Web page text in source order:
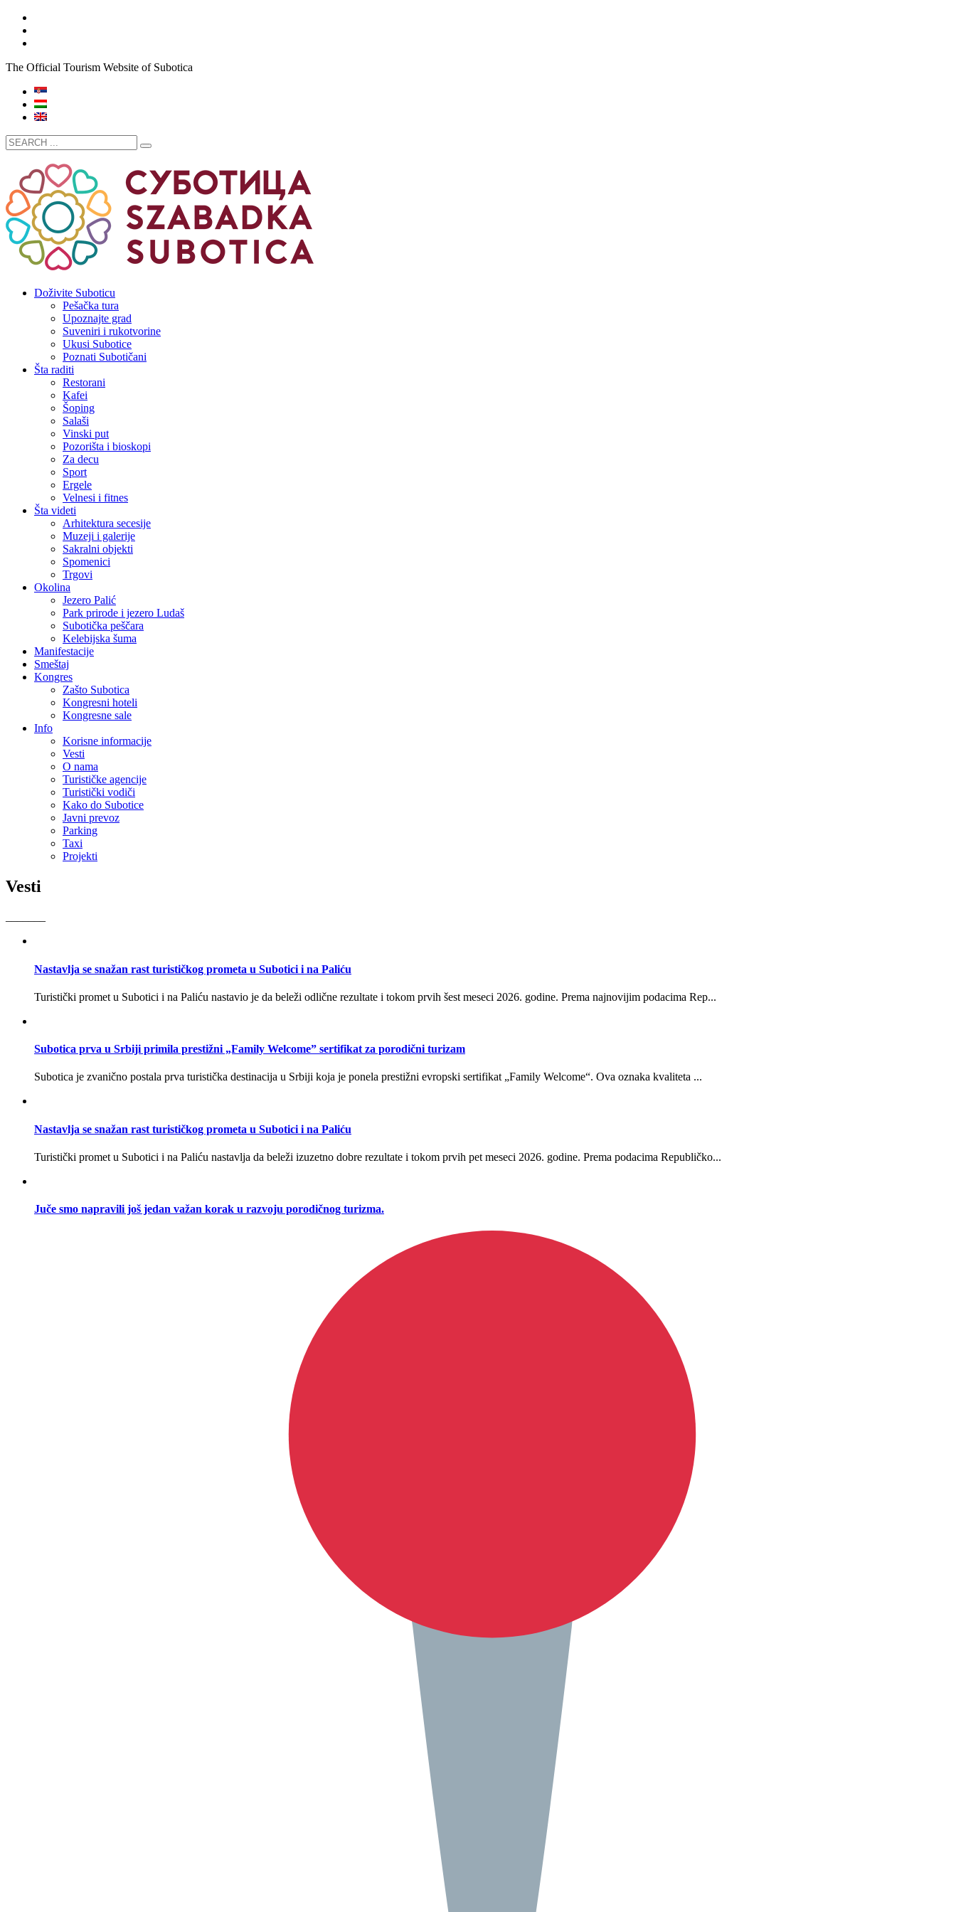
The Official Tourism Website of Subotica
Doživite Suboticu
Pešačka tura
Upoznajte grad
Suveniri i rukotvorine
Ukusi Subotice
Poznati Subotičani
Šta raditi
Restorani
Kafei
Šoping
Salaši
Vinski put
Pozorišta i bioskopi
Za decu
Sport
Ergele
Velnesi i fitnes
Šta videti
Arhitektura secesije
Muzeji i galerije
Sakralni objekti
Spomenici
Trgovi
Okolina
Jezero Palić
Park prirode i jezero Ludaš
Subotička peščara
Kelebijska šuma
Manifestacije
Smeštaj
Kongres
Zašto Subotica
Kongresni hoteli
Kongresne sale
Info
Korisne informacije
Vesti
O nama
Turističke agencije
Turistički vodiči
Kako do Subotice
Javni prevoz
Parking
Taxi
Projekti
Vesti
Nastavlja se snažan rast turističkog prometa u Subotici i na Paliću
Turistički promet u Subotici i na Paliću nastavio je da beleži odlične rezultate i tokom prvih šest meseci 2026. godine. Prema najnovijim podacima Rep...
Subotica prva u Srbiji primila prestižni „Family Welcome” sertifikat za porodični turizam
Subotica je zvanično postala prva turistička destinacija u Srbiji koja je ponela prestižni evropski sertifikat „Family Welcome“. Ova oznaka kvaliteta ...
Nastavlja se snažan rast turističkog prometa u Subotici i na Paliću
Turistički promet u Subotici i na Paliću nastavlja da beleži izuzetno dobre rezultate i tokom prvih pet meseci 2026. godine. Prema podacima Republičko...
Juče smo napravili još jedan važan korak u razvoju porodičnog turizma.